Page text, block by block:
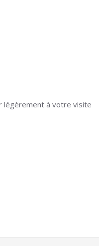
légèrement à votre visite